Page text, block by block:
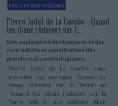
Histoire des religions
Pierre Judet de La Combe - Quand
les dieux rôdaient sur l...
Une exploration des tensions et des
contradictions constitutives des
grands récits mythologiques.
Pierre Judet de La Combe vous
présente ses ouvrages "Quand les
dieux rôdaient sur la Terre" et
"Quand les dieux rôdaient sur la
Terre. Vol. 2" aux éditions Albin